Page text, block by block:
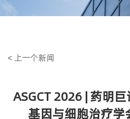
< 上一个新闻
ASGCT 2026 | 药明
基因与细胞治疗学